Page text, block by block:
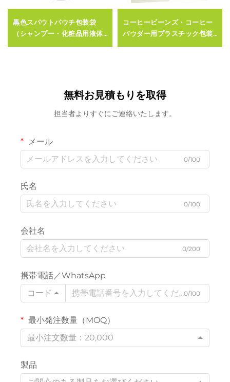
黒色スパウトパウチ包装袋
（シャンプー・化粧品用液体
コーヒービーンズ・コーヒー
パウダー用プラスチック包装
無料お見積もりを取得
担当者よりすぐにご連絡いたします。
メール
0/100
氏名
0/100
会社名
0/200
携帯電話／WhatsApp
コード
0/100
最小発注数量（MOQ）
最小注文数量：20,000
製品